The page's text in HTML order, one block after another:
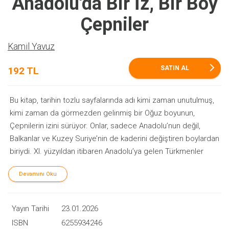
Çepniler
Kamil Yavuz
192 TL SATIN AL arrow_forward_ios
Bu kitap, tarihin tozlu sayfalarında adı kimi zaman unutulmuş,
kimi zaman da görmezden gelinmiş bir Oğuz boyunun,
Çepnilerin izini sürüyor. Onlar, sadece Anadolu’nun değil,
Balkanlar ve Kuzey Suriye’nin de kaderini değiştiren boylardan
biriydi. XI. yüzyıldan itibaren Anadolu’ya gelen Türkmenler
arasında yer alan Çepniler, geldikleri topraklarda yalnızca iz
bırakmadılar; yeni şehirler, yeni kimlikler, yeni bir tarih inşa
dağıtıldığı iddia edilse de Çepniler bu genel şemaya uymadı.
Devamını Oku
Yayın Tarihi
23.01.2026
ISBN
6255934246